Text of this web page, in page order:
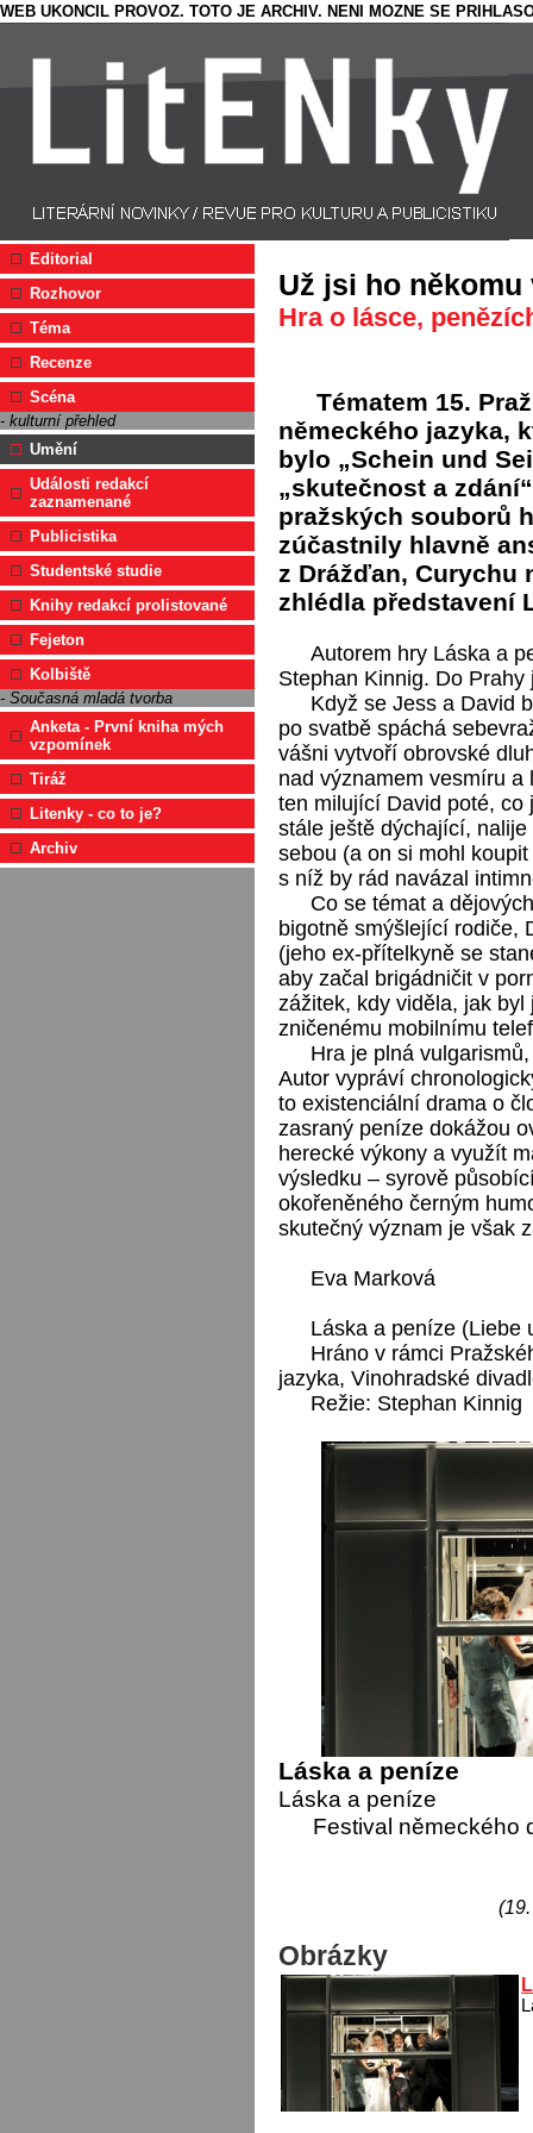
WEB UKONCIL PROVOZ. TOTO JE ARCHIV. NENI MOZNE SE
Editorial
Rozhovor
Téma
Recenze
Scéna
- kulturní přehled
Umění
Události redakcí
zaznamenané
Publicistika
Studentské studie
Knihy redakcí prolistované
Fejeton
Kolbiště
- Současná mladá tvorba
Anketa - První kniha mých
vzpomínek
Tiráž
Litenky - co to je?
Archiv
Už jsi ho
Hra o lásce,
Tématem 15.
německého jazyka,
bylo „Schein und
„skutečnost a
pražských souborů
zúčastnily hlavně
z Drážďan, Curychu
zhlédla představení
Autorem hry Láska a
Stephan Kinnig. Do
Když se Jess a David
po svatbě spáchá
vášni vytvoří obrovské
nad významem vesmíru a
ten milující David poté, co
stále ještě dýchající,
sebou (a on si mohl
s níž by rád navázal
Co se témat a
bigotně smýšlející rodiče,
(jeho ex-přítelkyně se
aby začal brigádničit v
zážitek, kdy viděla, jak
zničenému mobilnímu
Hra je plná
Autor vypráví
to existenciální drama o
zasraný peníze dokážou
herecké výkony a využít
výsledku – syrově
okořeněného černým
skutečný význam je však
Eva Marková
Láska a peníze (Liebe
Hráno v rámci
jazyka, Vinohradské
Režie: Stephan Kinnig
Láska a peníze
Láska a peníze
Festival německého
Obrázky